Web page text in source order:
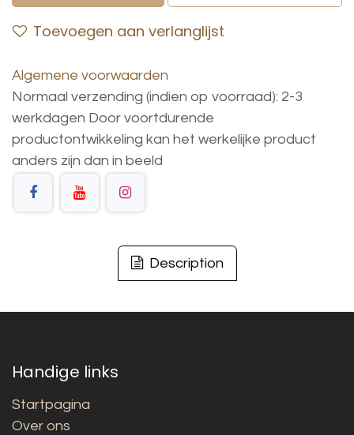
Toevoegen aan verlanglijst
Algemene voorwaarden
Normaal verzending (indien op voorraad): 2-3
werkdagen Door voortdurende
productontwikkeling kan het werkelijke product
anders zijn dan in beeld
Description
Handige links
Startpagina
Over ons